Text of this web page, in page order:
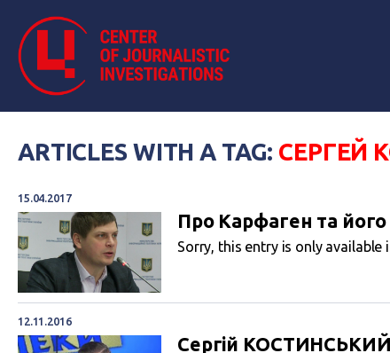
ARTICLES WITH A TAG: СЕРГЕЙ
15.04.2017
Про Карфаген та
Sorry, this entry is only available
12.11.2016
Сергій КОСТИНСЬКИЙ: